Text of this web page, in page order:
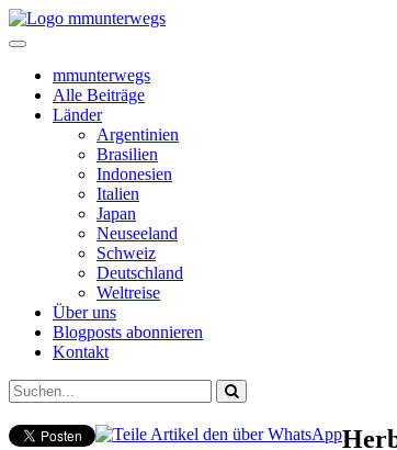
mmunterwegs
Alle Beiträge
Länder
Argentinien
Brasilien
Indonesien
Italien
Japan
Neuseeland
Schweiz
Deutschland
Weltreise
Über uns
Blogposts abonnieren
Kontakt